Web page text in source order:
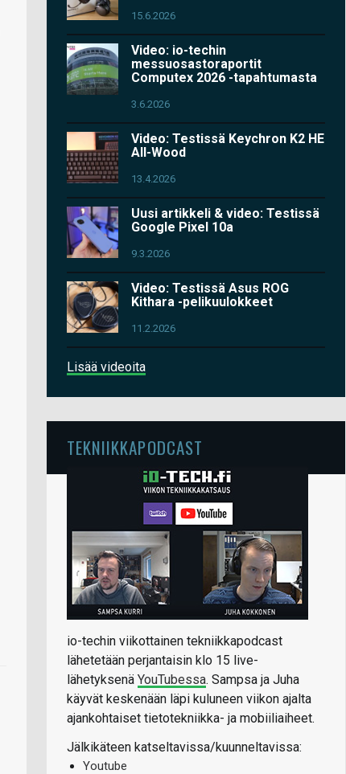
15.6.2026
Video: io-techin
messuosastoraportit
Computex 2026 -tapahtumasta
3.6.2026
Video: Testissä Keychron K2 HE
All-Wood
13.4.2026
Uusi artikkeli & video: Testissä
Google Pixel 10a
9.3.2026
Video: Testissä Asus ROG
Kithara -pelikuulokkeet
11.2.2026
Lisää videoita
TEKNIIKKAPODCAST
io-techin viikottainen tekniikkapodcast
lähetetään perjantaisin klo 15 live-
lähetyksenä YouTubessa. Sampsa ja Juha
käyvät keskenään läpi kuluneen viikon ajalta
ajankohtaiset tietotekniikka- ja mobiiliaiheet.
Jälkikäteen katseltavissa/kuunneltavissa:
Youtube